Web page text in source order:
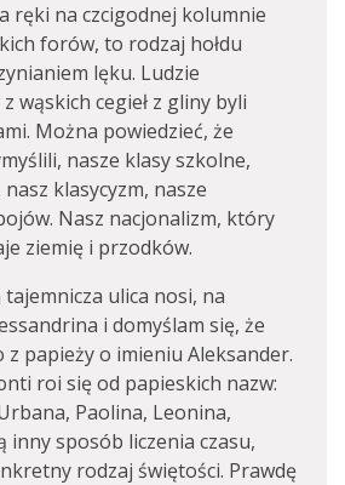
ręki na czcigodnej kolumnie
forów, to rodzaj hołdu
lęku. Ludzie
wąskich cegieł z gliny byli
Można powiedzieć, że
nasze klasy szkolne,
klasycyzm, nasze
Nasz nacjonalizm, który
ziemię i przodków.
tajemnicza ulica nosi, na
i domyślam się, że
z papieży o imieniu Aleksander.
roi się od papieskich nazw:
Paolina, Leonina,
inny sposób liczenia czasu,
rodzaj świętości. Prawdę